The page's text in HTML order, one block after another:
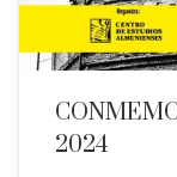
2024